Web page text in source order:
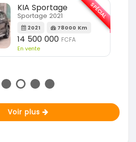
KIA Sportage
Sportage 2021
2021 78000 Km
14 500 000 FCFA
En vente
SPÉCIAL
Voir plus